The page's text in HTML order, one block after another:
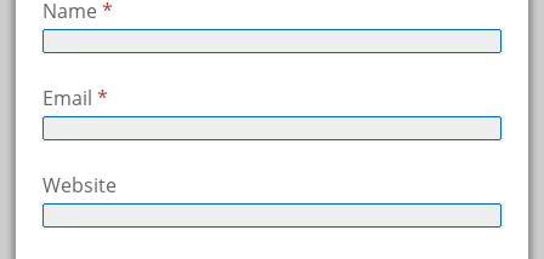
Name *
Email *
Website